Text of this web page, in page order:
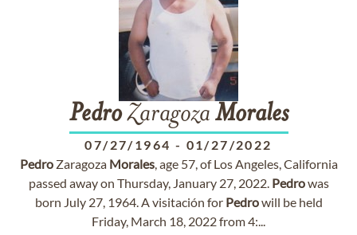
PedroZaragoza Morales
07/27/1964 - 01/27/2022
PedroZaragoza Morales, age 57, of Los Angeles, California
passed away on Thursday, January 27, 2022. Pedrowas
born July 27, 1964. A visitación for Pedrowill be held
Friday, March 18, 2022 from 4:...